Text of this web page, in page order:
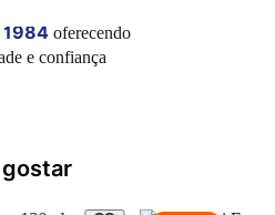
1984oferecendo
e confiança